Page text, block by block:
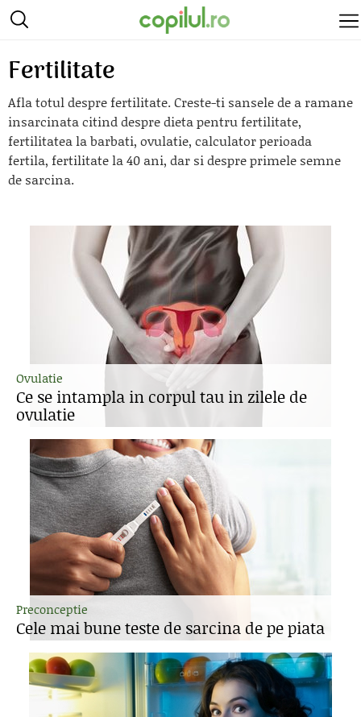
Fertilitate
Afla totul despre fertilitate. Creste-ti sansele de a ramane
insarcinata citind despre dieta pentru fertilitate,
fertilitatea la barbati, ovulatie, calculator perioada
fertila, fertilitate la 40 ani, dar si despre primele semne
de sarcina.
Ovulatie
Ce se intampla in corpul tau in zilele de
ovulatie
Preconceptie
Cele mai bune teste de sarcina de pe piata